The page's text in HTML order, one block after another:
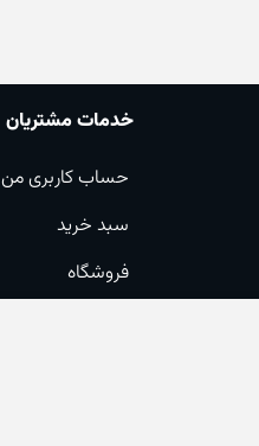
خدمات مشتریان
حساب کاربری من
سبد خرید
فروشگاه